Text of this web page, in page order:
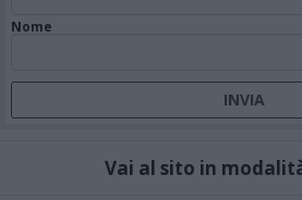
Nome
Vai al sito in